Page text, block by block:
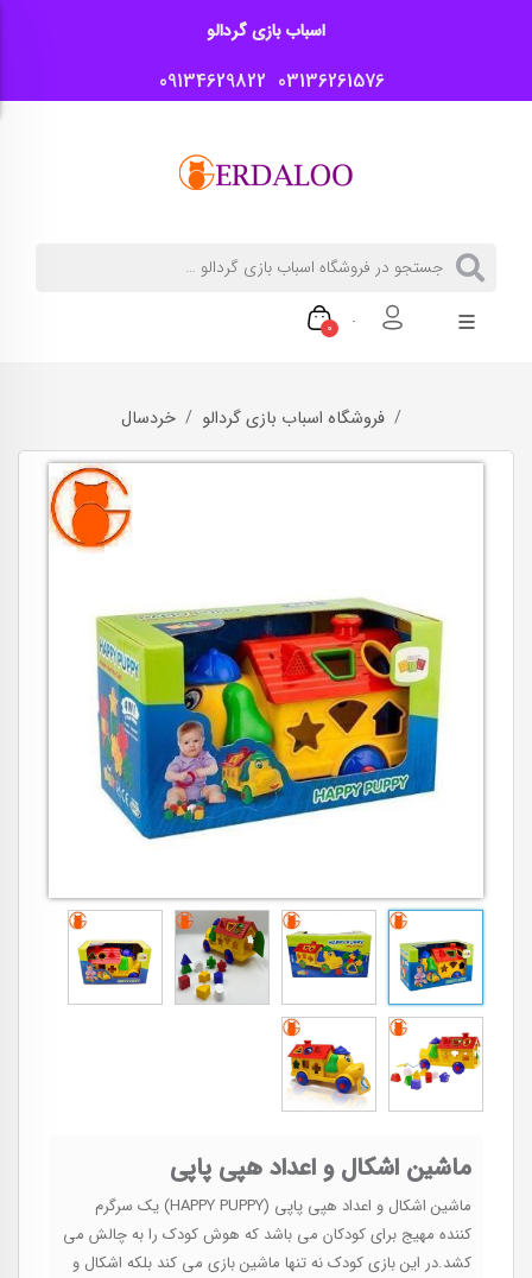
اسباب بازی گردالو
03136261576
09134629822
0
فروشگاه اسباب بازی گردالو خردسال
ماشین اشکال و اعداد هپی پاپی
ماشین اشکال و اعداد هپی پاپی (HAPPY PUPPY) یک سرگرم
کننده مهیج برای کودکان می باشد که هوش کودک را به چالش می
کشد.در این بازی کودک نه تنها ماشین بازی می کند بلکه اشکال و